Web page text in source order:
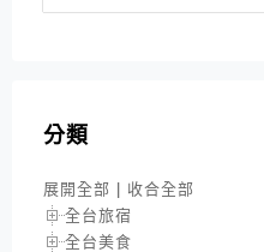
分類
展開全部 | 收合全部
全台旅宿
全台美食